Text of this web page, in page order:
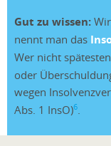
Gut zu wissen:
nennt man das
Wer nicht
oder
wegen
Abs. 1 InsO)6